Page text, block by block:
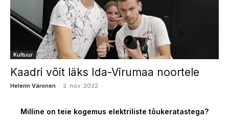
Kultuur
Kaadri võit läks Ida-Virumaa noortele
Helerin Väronen - 2. nov. 2022
Milline on teie kogemus elektriliste tõukeratastega?